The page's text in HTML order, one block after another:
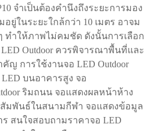
จำเป็นต้องคำนึงถึงระยะการมอง
ยู่ในระยะใกล้กว่า 10 เมตร อาจม
ทำให้ภาพไม่คมชัด ดังนั้นการเลือก
Outdoor ควรพิจารณาพื้นที่และ
ญ การใช้งานจอ LED Outdoor
บนอาคารสูง จอ
ริมถนน จอแสดงผลหน้าห้าง
มพันธ์ในสนามกีฬา จอแสดงข้อมูล
สนใจสอบถามราคาจอ LED